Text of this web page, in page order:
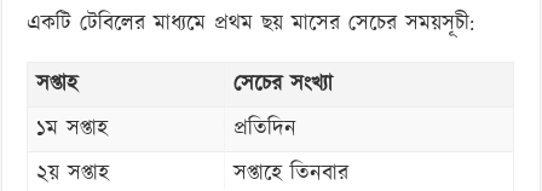
একটি টেবিলের মাধ্যমে প্রথম ছয় মাসের সেচের সময়সূচী:
সপ্তাহ
সেচের সংখ্যা
১ম সপ্তাহ
প্রতিদিন
২য় সপ্তাহ
সপ্তাহে তিনবার